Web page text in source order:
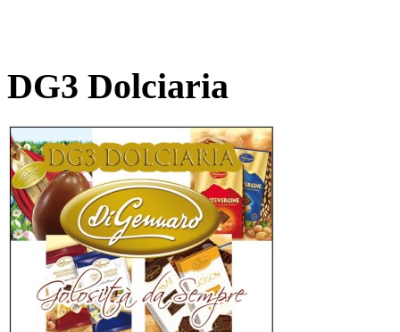
DG3 Dolciaria